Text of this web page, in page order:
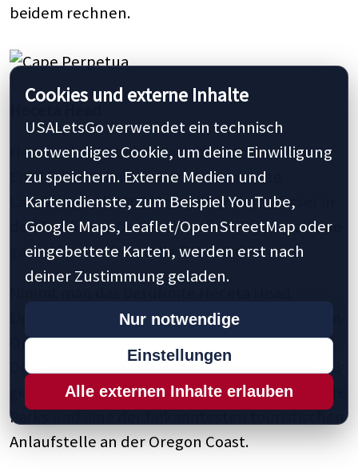
beidem rechnen.
Heceta Head ist eine nach dem spanischen
Entdecker Bruno de Heceta benannte
Landzunge, die 300 Meter über dem Wasser in
den Pazifik reicht. Die schroffen Klippen alleine
garantieren schon tolle Fotomotive.
Lighthouse hinzu, hat man eines der typischen
Oregon Coast Postkartenmotive vor der Linse.
Das Lighthouse wurde in den Jahren 1892-1893
gebaut. Heute ist es Teil des Heceta Head State
Parks und eine der bekanntesten touristischen
Anlaufstelle an der Oregon Coast.
Cookies und externe Inhalte
USALetsGo verwendet ein technisch
notwendiges Cookie, um deine Einwilligung
zu speichern. Externe Medien und
Kartendienste, zum Beispiel YouTube,
Google Maps, Leaflet/OpenStreetMap oder
eingebettete Karten, werden erst nach
deiner Zustimmung geladen.
Nur notwendige
Einstellungen
Alle externen Inhalte erlauben